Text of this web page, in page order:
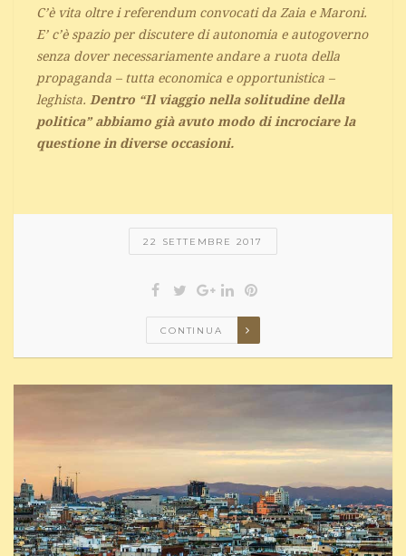
C’è vita oltre i referendum convocati da Zaia e Maroni.
E’ c’è spazio per discutere di autonomia e autogoverno
senza dover necessariamente andare a ruota della
propaganda – tutta economica e opportunistica –
leghista. Dentro “Il viaggio nella solitudine della
politica” abbiamo già avuto modo di incrociare la
questione in diverse occasioni.
22 SETTEMBRE 2017
CONTINUA